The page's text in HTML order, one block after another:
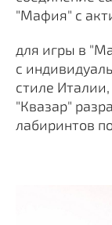
"Мафия" с
для игры в
с
стиле
"Квазар"
лабиринтов